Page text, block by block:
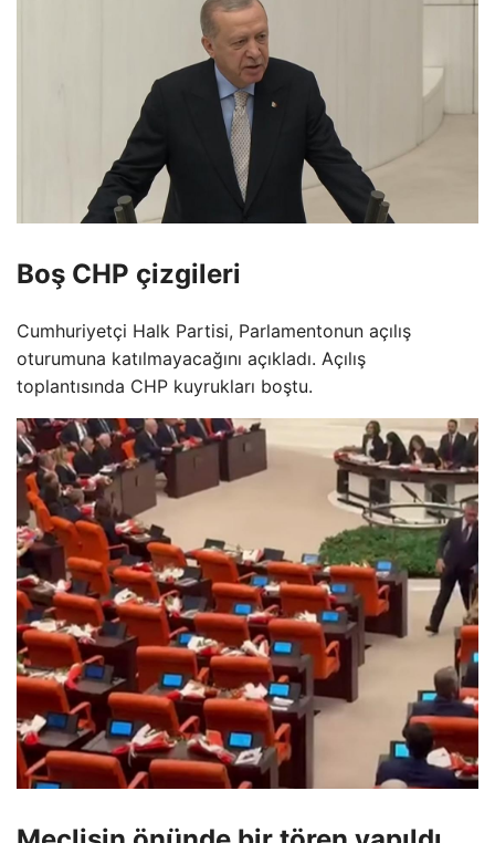
Boş CHP çizgileri
Cumhuriyetçi Halk Partisi, Parlamentonun açılış
oturumuna katılmayacağını açıkladı. Açılış
toplantısında CHP kuyrukları boştu.